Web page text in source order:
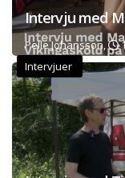
Intervju med
Pelle Johansson,
Intervjuer